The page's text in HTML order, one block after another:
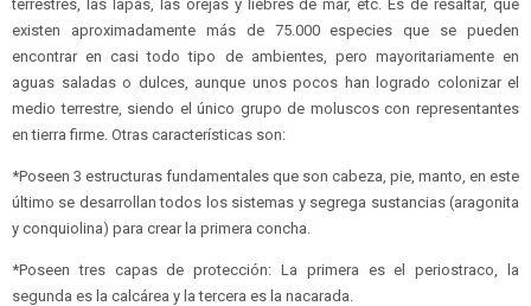
terrestres, las lapas, las orejas y liebres de mar, etc. Es de resaltar, que
existen aproximadamente más de 75.000 especies que se pueden
encontrar en casi todo tipo de ambientes, pero mayoritariamente en
aguas saladas o dulces, aunque unos pocos han logrado colonizar el
medio terrestre, siendo el único grupo de moluscos con representantes
en tierra firme. Otras características son:
*Poseen 3 estructuras fundamentales que son cabeza, pie, manto, en este
último se desarrollan todos los sistemas y segrega sustancias (aragonita
y conquiolina) para crear la primera concha.
*Poseen tres capas de protección: La primera es el periostraco, la
segunda es la calcárea y la tercera es la nacarada.